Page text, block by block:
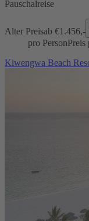
Pauschalreise
Alter Preisab €1.456,-
pro PersonPreis
Kiwengwa Beach